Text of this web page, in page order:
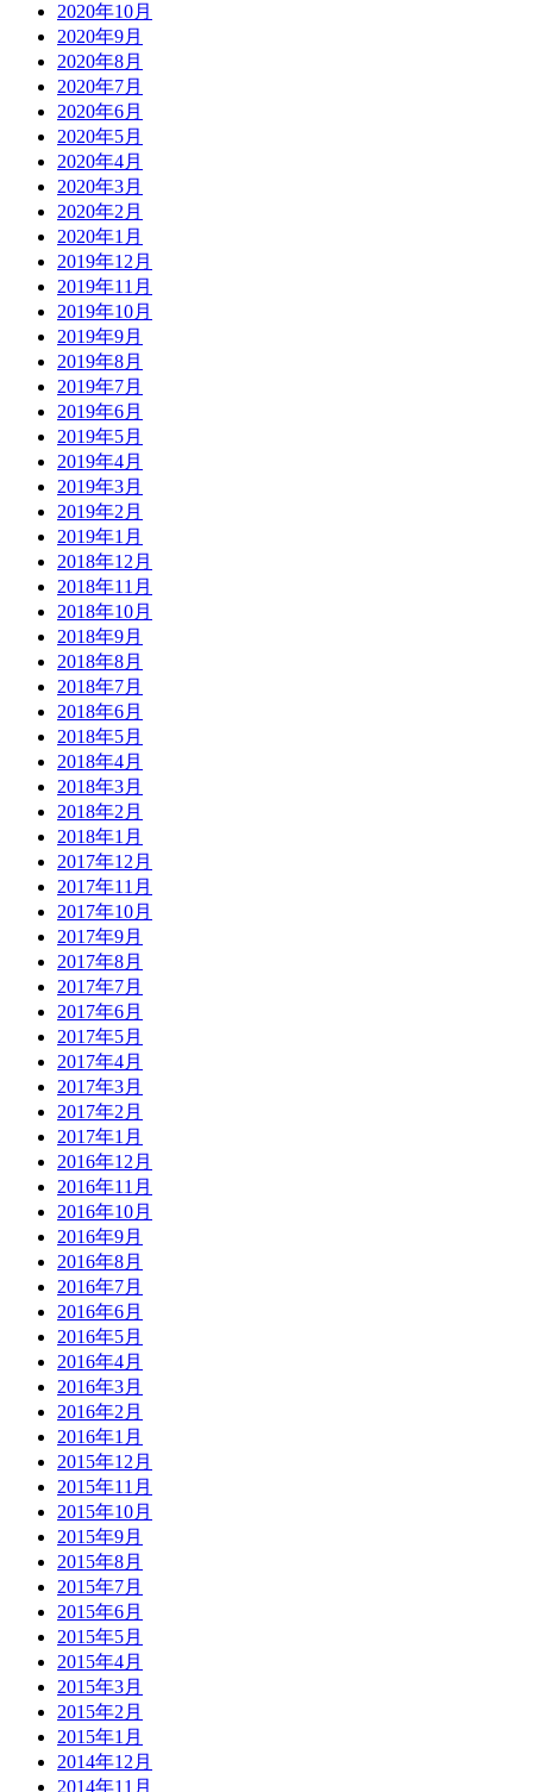
2020年10月
2020年9月
2020年8月
2020年7月
2020年6月
2020年5月
2020年4月
2020年3月
2020年2月
2020年1月
2019年12月
2019年11月
2019年10月
2019年9月
2019年8月
2019年7月
2019年6月
2019年5月
2019年4月
2019年3月
2019年2月
2019年1月
2018年12月
2018年11月
2018年10月
2018年9月
2018年8月
2018年7月
2018年6月
2018年5月
2018年4月
2018年3月
2018年2月
2018年1月
2017年12月
2017年11月
2017年10月
2017年9月
2017年8月
2017年7月
2017年6月
2017年5月
2017年4月
2017年3月
2017年2月
2017年1月
2016年12月
2016年11月
2016年10月
2016年9月
2016年8月
2016年7月
2016年6月
2016年5月
2016年4月
2016年3月
2016年2月
2016年1月
2015年12月
2015年11月
2015年10月
2015年9月
2015年8月
2015年7月
2015年6月
2015年5月
2015年4月
2015年3月
2015年2月
2015年1月
2014年12月
2014年11月